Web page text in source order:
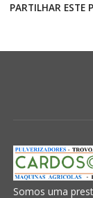
PARTILHAR ESTE
Somos uma